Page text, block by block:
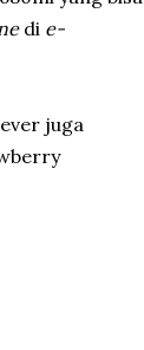
di e-
juga